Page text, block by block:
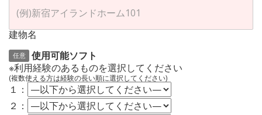
建物名
任意
使用可能ソフト
※利用経験のあるものを選択してください
(複数使える方は経験の長い順に選択してください)
１：
２：